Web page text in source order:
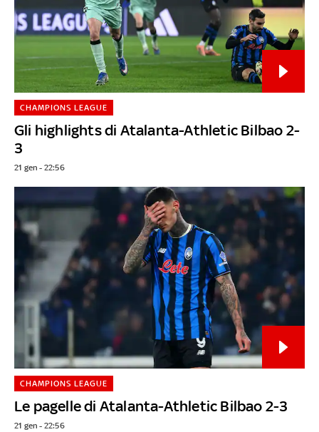
Gli highlights di Atalanta-Athletic Bilbao 2-
3
CHAMPIONS LEAGUE
21 gen - 22:56
Le pagelle di Atalanta-Athletic Bilbao 2-3
CHAMPIONS LEAGUE
21 gen - 22:56